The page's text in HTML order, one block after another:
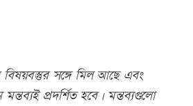
সঙ্গে মিল আছে এবং
প্রদর্শিত হবে। মন্তব্যগুলো